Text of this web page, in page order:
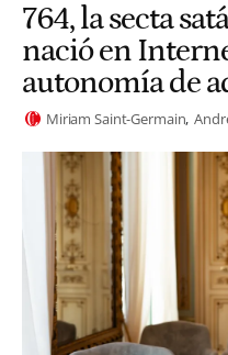
764, la secta
nació en
autonomía de
Miriam Saint-Germain